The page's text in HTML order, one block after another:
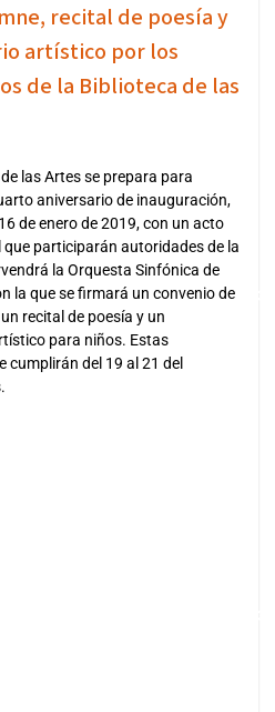
GUAYAQUIL202331
recital de poesía y
artístico por los
de la Biblioteca de las
las Artes se prepara para
aniversario de inauguración,
de enero de 2019, con un acto
que participarán autoridades de la
la Orquesta Sinfónica de
la que se firmará un convenio de
recital de poesía y un
para niños. Estas
cumplirán del 19 al 21 del